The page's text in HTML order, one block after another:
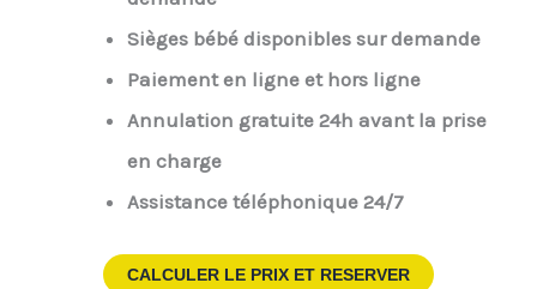
Sièges bébé disponibles sur demande
Paiement en ligne et hors ligne
Annulation gratuite 24h avant la prise
en charge
Assistance téléphonique 24/7
CALCULER LE PRIX ET RESERVER